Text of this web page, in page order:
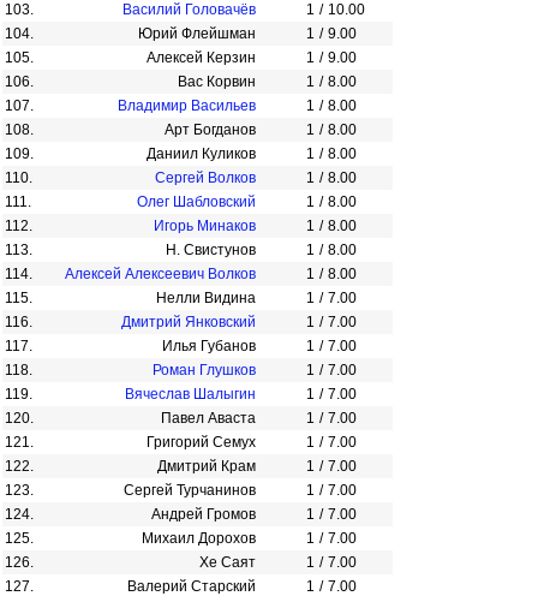
103.
Василий Головачёв 1 / 10.00
104.
Юрий Флейшман 1 / 9.00
105.
Алексей Керзин 1 / 9.00
106.
Вас Корвин 1 / 8.00
107.
Владимир Васильев 1 / 8.00
108.
Арт Богданов 1 / 8.00
109.
Даниил Куликов 1 / 8.00
110.
Сергей Волков 1 / 8.00
111.
Олег Шабловский 1 / 8.00
112.
Игорь Минаков 1 / 8.00
113.
Н. Свистунов 1 / 8.00
114.
Алексей Алексеевич Волков 1 / 8.00
115.
Нелли Видина 1 / 7.00
116.
Дмитрий Янковский 1 / 7.00
117.
Илья Губанов 1 / 7.00
118.
Роман Глушков 1 / 7.00
119.
Вячеслав Шалыгин 1 / 7.00
120.
Павел Аваста 1 / 7.00
121.
Григорий Семух 1 / 7.00
122.
Дмитрий Крам 1 / 7.00
123.
Сергей Турчанинов 1 / 7.00
124.
Андрей Громов 1 / 7.00
125.
Михаил Дорохов 1 / 7.00
126.
Хе Саят 1 / 7.00
127.
Валерий Старский 1 / 7.00